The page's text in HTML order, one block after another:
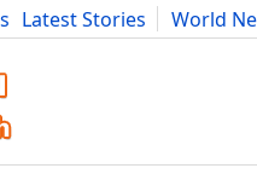
Latest Stories
World
Advice Science